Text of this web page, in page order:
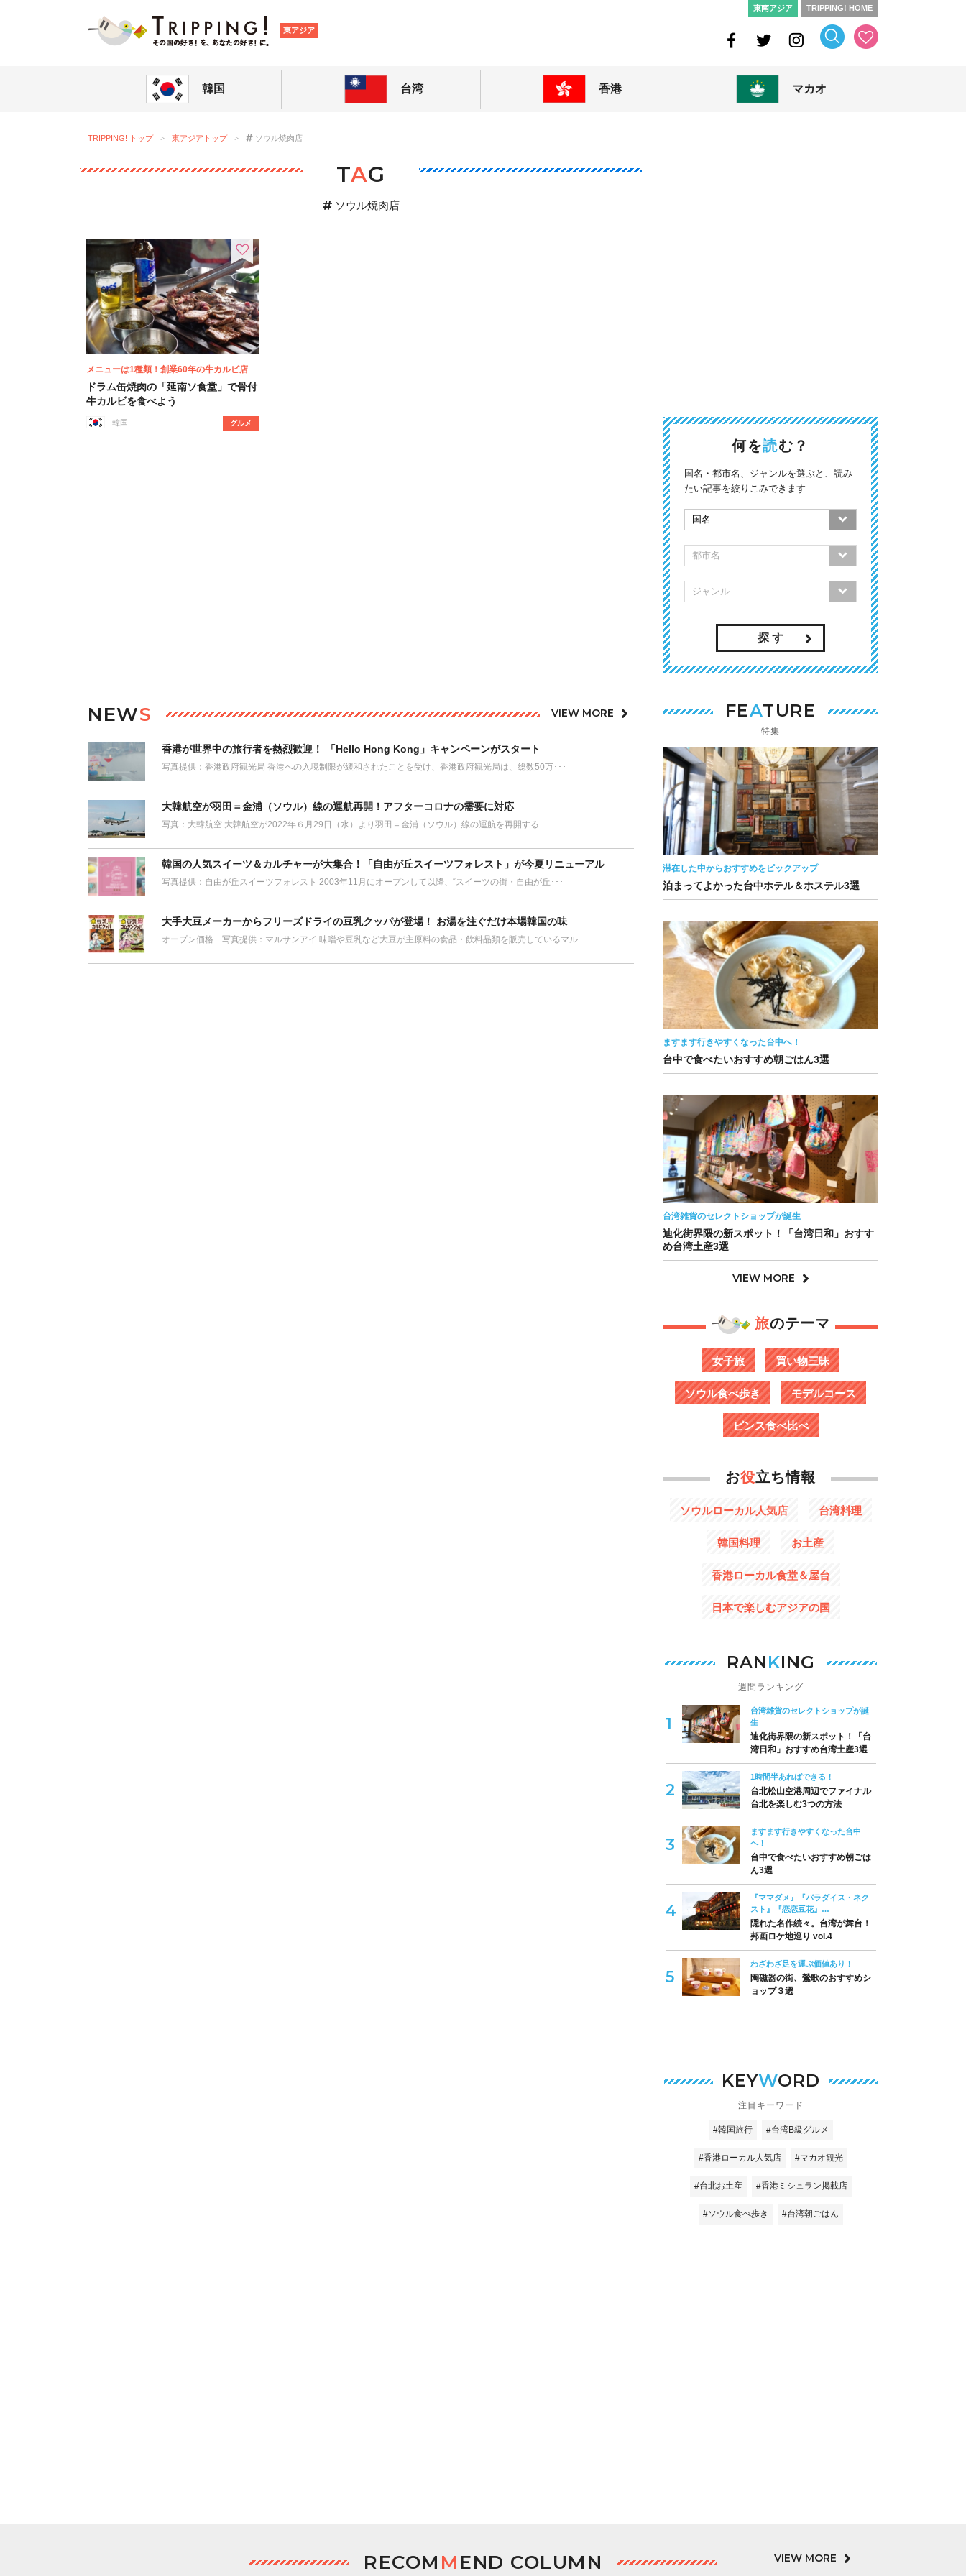
東アジア
東南アジア TRIPPING! HOME
韓国 台湾 香港 マカオ
TRIPPING! トップ 東アジアトップ ソウル焼肉店
TAG
ソウル焼肉店
メニューは1種類！創業60年の牛カルビ店
ドラム缶焼肉の「延南ソ食堂」で骨付
牛カルビを食べよう
韓国 グルメ
NEWS VIEW MORE
香港が世界中の旅行者を熱烈歓迎！ 「Hello Hong Kong」キャンペーンがスタート
写真提供：香港政府観光局 香港への入境制限が緩和されたことを受け、香港政府観光局は、総数50万･･･
大韓航空が羽田＝金浦（ソウル）線の運航再開！アフターコロナの需要に対応
写真：大韓航空 大韓航空が2022年６月29日（水）より羽田＝金浦（ソウル）線の運航を再開する･･･
韓国の人気スイーツ＆カルチャーが大集合！「自由が丘スイーツフォレスト」が今夏リニューアル
写真提供：自由が丘スイーツフォレスト 2003年11月にオープンして以降、“スイーツの街・自由が丘･･･
大手大豆メーカーからフリーズドライの豆乳クッパが登場！ お湯を注ぐだけ本場韓国の味
オープン価格 写真提供：マルサンアイ 味噌や豆乳など大豆が主原料の食品・飲料品類を販売しているマル･･･
何を読む？
国名・都市名、ジャンルを選ぶと、読み
たい記事を絞りこみできます
探 す
FEATURE
特集
滞在した中からおすすめをピックアップ
泊まってよかった台中ホテル＆ホステル3選
ますます行きやすくなった台中へ！
台中で食べたいおすすめ朝ごはん3選
台湾雑貨のセレクトショップが誕生
迪化街界隈の新スポット！「台湾日和」おすす
め台湾土産3選
VIEW MORE
旅のテーマ
女子旅 買い物三昧
ソウル食べ歩き モデルコース
ピンス食べ比べ
お役立ち情報
ソウルローカル人気店 台湾料理
韓国料理 お土産
香港ローカル食堂＆屋台
日本で楽しむアジアの国
RANKING
週間ランキング
台湾雑貨のセレクトショップが誕
生
迪化街界隈の新スポット！「台
湾日和」おすすめ台湾土産3選
1時間半あればできる！
台北松山空港周辺でファイナル
台北を楽しむ3つの方法
ますます行きやすくなった台中
へ！
台中で食べたいおすすめ朝ごは
ん3選
『ママダメ』『パラダイス・ネク
スト』『恋恋豆花』…
隠れた名作続々。台湾が舞台！
邦画ロケ地巡り vol.4
わざわざ足を運ぶ価値あり！
陶磁器の街、鶯歌のおすすめシ
ョップ３選
KEYWORD
注目キーワード
#韓国旅行 #台湾B級グルメ
#香港ローカル人気店 #マカオ観光
#台北お土産 #香港ミシュラン掲載店
#ソウル食べ歩き #台湾朝ごはん
RECOM MEND COLUMN VIEW MORE